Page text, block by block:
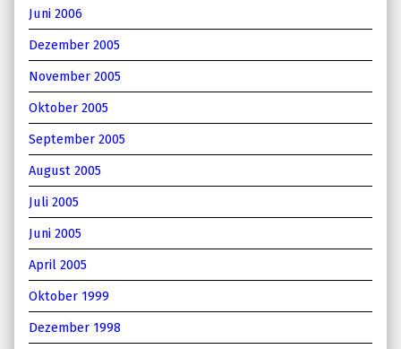
Juni 2006
Dezember 2005
November 2005
Oktober 2005
September 2005
August 2005
Juli 2005
Juni 2005
April 2005
Oktober 1999
Dezember 1998